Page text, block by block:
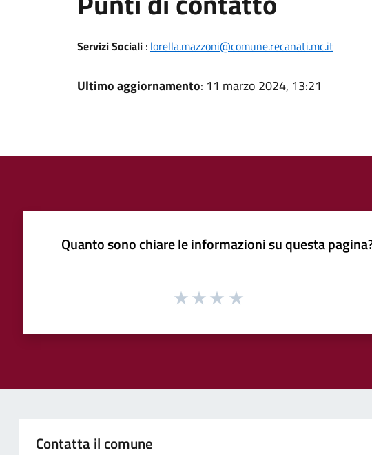
Servizi Sociali: lorella.mazzoni@comune.recanati.mc.it
Ultimo aggiornamento: 11 marzo 2024, 13:21
Quanto sono chiare le informazioni su questa
Contatta il comune